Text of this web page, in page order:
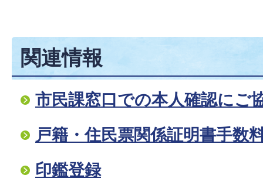
関連情報
市民課窓口での本人確認にご
戸籍・住民票関係証明書手数
印鑑登録